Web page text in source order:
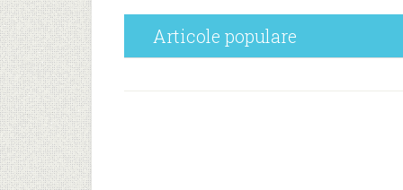
Articole populare